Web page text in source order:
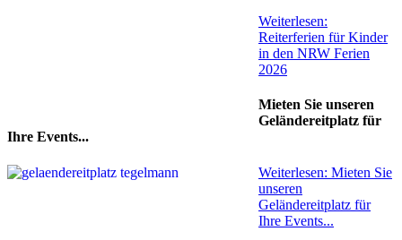
Weiterlesen:
Reiterferien für Kinder
in den NRW Ferien
2026
Mieten Sie unseren
Geländereitplatz für
Ihre Events...
Weiterlesen: Mieten Sie
unseren
Geländereitplatz für
Ihre Events...